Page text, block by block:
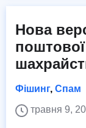
Нова
Фішинг, Спам
травня 9,